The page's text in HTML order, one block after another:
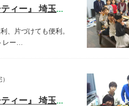
開催しました! 『新築お披露目パーティー』 埼玉県越谷市 W様宅
、片づけても便利。
レー…
開催しました! 『新築お披露目パーティー』 埼玉県草加市 M様宅